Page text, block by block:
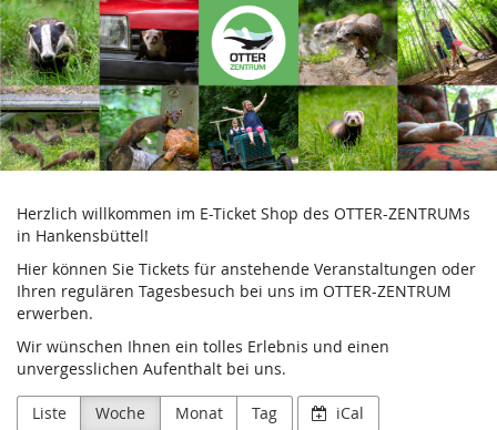
Zum
Haupt-
Inhalt
springen
Aktion
Fischotterschutz
e.V.
Herzlich willkommen im E-Ticket Shop des OTTER-ZENTRUMs
in Hankensbüttel!
Hier können Sie Tickets für anstehende Veranstaltungen oder
Ihren regulären Tagesbesuch bei uns im OTTER-ZENTRUM
erwerben.
Wir wünschen Ihnen ein tolles Erlebnis und einen
unvergesslichen Aufenthalt bei uns.
Liste Woche Monat Tag iCal